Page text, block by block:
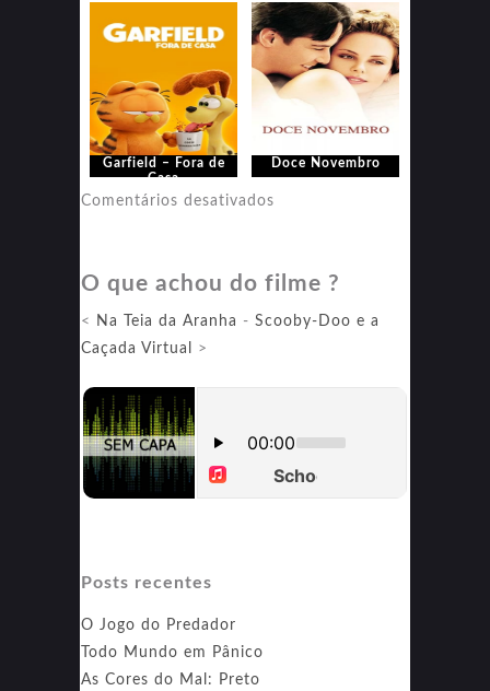
Garfield – Fora de
Casa
Doce Novembro
Comentários desativados
O que achou do filme ?
< Na Teia da Aranha - Scooby-Doo e a
Caçada Virtual
>
Posts recentes
O Jogo do Predador
Todo Mundo em Pânico
As Cores do Mal: Preto